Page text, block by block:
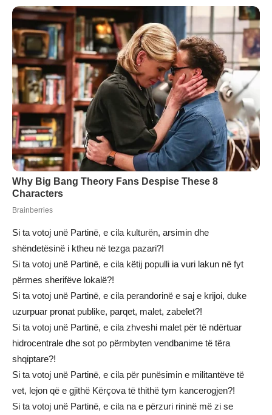
Si ta votoj unë Partinë, e cila kulturën, arsimin dhe
shëndetësinë i ktheu në tezga pazari?!
Si ta votoj unë Partinë, e cila këtij populli ia vuri lakun në fyt
përmes sherifëve lokalë?!
Si ta votoj unë Partinë, e cila perandorinë e saj e krijoi, duke
uzurpuar pronat publike, parqet, malet, zabelet?!
Si ta votoj unë Partinë, e cila zhveshi malet për të ndërtuar
hidrocentrale dhe sot po përmbyten vendbanime të tëra
shqiptare?!
Si ta votoj unë Partinë, e cila për punësimin e militantëve të
vet, lejon që e gjithë Kërçova të thithë tym kancerogjen?!
Si ta votoj unë Partinë, e cila na e përzuri rininë më zi se